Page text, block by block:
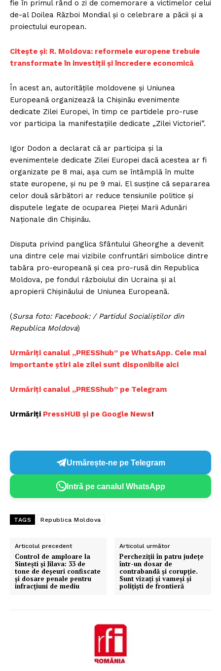
fie în primul rând o zi de comemorare a victimelor celui
de-al Doilea Război Mondial și o celebrare a păcii și a
proiectului european.
Citește și: R. Moldova: reformele europene trebuie
transformate în investiții și încredere economică
În acest an, autoritățile moldovene și Uniunea
Europeană organizează la Chișinău evenimente
dedicate Zilei Europei, în timp ce partidele pro-ruse
vor participa la manifestațiile dedicate „Zilei Victoriei”.
Igor Dodon a declarat că ar participa și la
evenimentele dedicate Zilei Europei dacă acestea ar fi
organizate pe 8 mai, așa cum se întâmplă în multe
state europene, și nu pe 9 mai. El susține că separarea
celor două sărbători ar reduce tensiunile politice și
disputele legate de ocuparea Pieței Marii Adunări
Naționale din Chișinău.
Disputa privind panglica Sfântului Gheorghe a devenit
una dintre cele mai vizibile confruntări simbolice dintre
tabăra pro-europeană și cea pro-rusă din Republica
Moldova, pe fondul războiului din Ucraina și al
apropierii Chișinăului de Uniunea Europeană.
(Sursa foto: Facebook: / Partidul Socialiștilor din
Republica Moldova)
Urmăriți canalul „PRESShub” pe WhatsApp. Cele mai
importante știri ale zilei sunt disponibile aici
Urmăriți canalul „PRESShub” pe Telegram
Urmăriți PressHUB și pe Google News!
Urmărește-ne pe Telegram
Intră pe canalul WhatsApp
TAGS Republica Moldova
Articolul precedent
Control de amploare la
Sintești și Jilava: 33 de
tone de deșeuri confiscate
și dosare penale pentru
infracțiuni de mediu
Articolul următor
Percheziții în patru județe
într-un dosar de
contrabandă şi corupţie.
Sunt vizaţi şi vameşi şi
poliţişti de frontieră